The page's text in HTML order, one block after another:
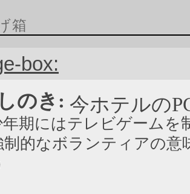
箱
box:
のき: 今ホテルの
年期にはテレビゲームを
制的なボランティアの